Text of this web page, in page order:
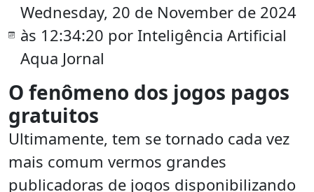
Wednesday, 20 de November de 2024
às 12:34:20 por Inteligência Artificial
Aqua Jornal
O fenômeno dos jogos pagos
gratuitos
Ultimamente, tem se tornado cada vez
mais comum vermos grandes
publicadoras de jogos disponibilizando